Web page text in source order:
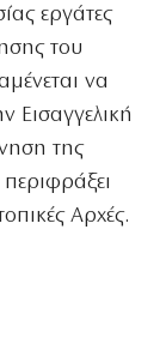
εργάτες
του
να
Εισαγγελική
της
Αρχές.